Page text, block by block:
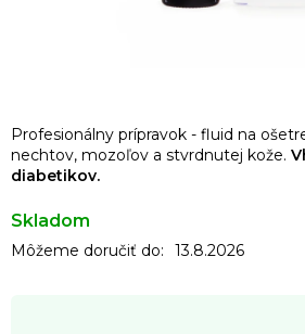
Profesionálny prípravok - fluid na
nechtov, mozoľov a stvrdnutej kože.
diabetikov.
Skladom
Môžeme doručiť do: 13.8.2026